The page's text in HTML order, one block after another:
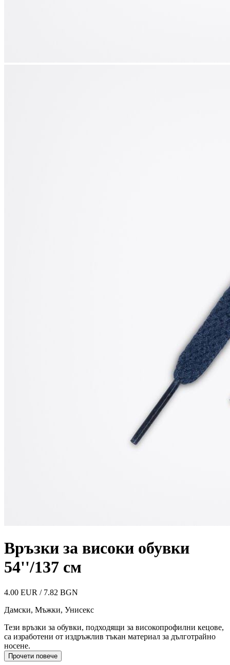
Връзки за високи обувки
54''/137 см
4.00 EUR / 7.82 BGN
Дамски, Мъжки, Унисекс
Тези връзки за обувки, подходящи за високопрофилни кецове,
са изработени от издръжлив тъкан материал за дълготрайно
носене.
Прочети повече